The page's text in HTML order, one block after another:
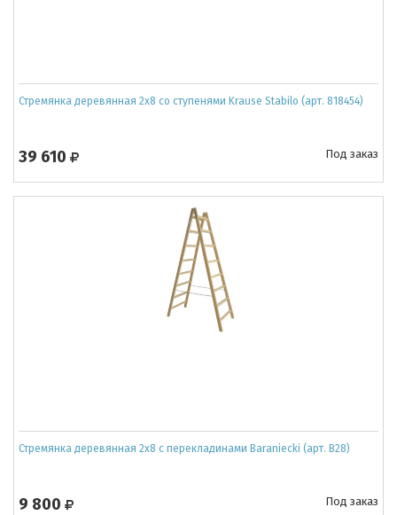
Стремянка деревянная 2x8 со ступенями Krause Stabilo (арт. 818454)
39 610 Под заказ
Стремянка деревянная 2х8 с перекладинами Baraniecki (арт. B28)
9 800 Под заказ